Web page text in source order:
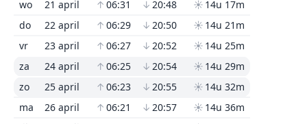
wo 21 april ↑ 06:31 ↓ 20:48 ☀ 14u 17m
do
22 april ↑ 06:29 ↓ 20:50 ☀ 14u 21m
vr
23 april ↑ 06:27 ↓ 20:52 ☀ 14u 25m
za
24 april ↑ 06:25 ↓ 20:54 ☀ 14u 29m
zo
25 april ↑ 06:23 ↓ 20:55 ☀ 14u 32m
ma
26 april ↑ 06:21 ↓ 20:57 ☀ 14u 36m